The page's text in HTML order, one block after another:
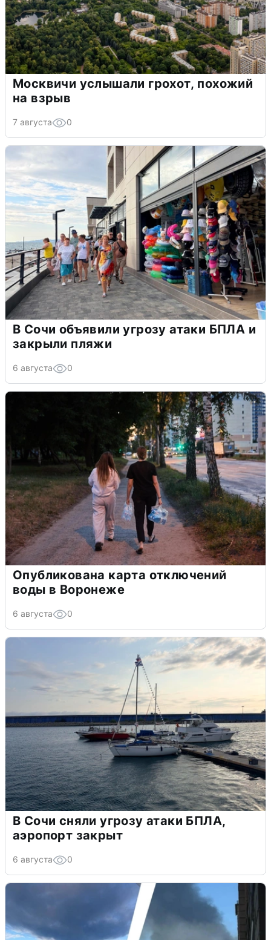
Москвичи услышали грохот, похожий
на взрыв
7 августа 0
В Сочи объявили угрозу атаки БПЛА и
закрыли пляжи
6 августа 0
Опубликована карта отключений
воды в Воронеже
6 августа 0
В Сочи сняли угрозу атаки БПЛА,
аэропорт закрыт
6 августа 0